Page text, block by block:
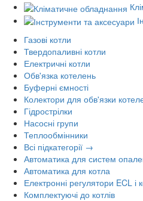
Газові котли
Твердопаливні котли
Електричні котли
Обв'язка котелень
Буферні ємності
Колектори для обв'язки
Гідрострілки
Насосні групи
Теплообмінники
Всі підкатегорії →
Автоматика для систем
Автоматика для котла
Електронні регулятори ECL і
Комплектуючі до котлів